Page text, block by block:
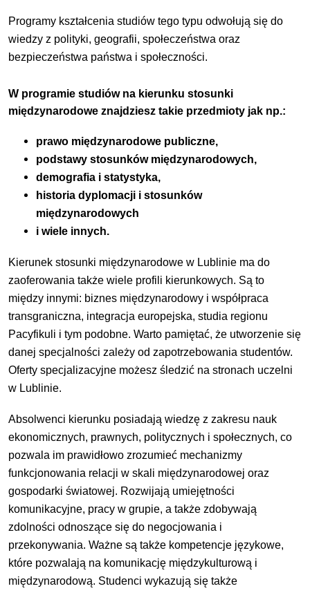
Programy kształcenia studiów tego typu odwołują się do
wiedzy z polityki, geografii, społeczeństwa oraz
bezpieczeństwa państwa i społeczności.
W programie studiów na kierunku stosunki
międzynarodowe znajdziesz takie przedmioty jak np.:
prawo międzynarodowe publiczne,
podstawy stosunków międzynarodowych,
demografia i statystyka,
historia dyplomacji i stosunków
międzynarodowych
i wiele innych.
Kierunek stosunki międzynarodowe w Lublinie ma do
zaoferowania także wiele profili kierunkowych. Są to
między innymi: biznes międzynarodowy i współpraca
transgraniczna, integracja europejska, studia regionu
Pacyfikuli i tym podobne. Warto pamiętać, że utworzenie się
danej specjalności zależy od zapotrzebowania studentów.
Oferty specjalizacyjne możesz śledzić na stronach uczelni
w Lublinie.
Absolwenci kierunku posiadają wiedzę z zakresu nauk
ekonomicznych, prawnych, politycznych i społecznych, co
pozwala im prawidłowo zrozumieć mechanizmy
funkcjonowania relacji w skali międzynarodowej oraz
gospodarki światowej. Rozwijają umiejętności
komunikacyjne, pracy w grupie, a także zdobywają
zdolności odnoszące się do negocjowania i
przekonywania. Ważne są także kompetencje językowe,
które pozwalają na komunikację międzykulturową i
międzynarodową. Studenci wykazują się także